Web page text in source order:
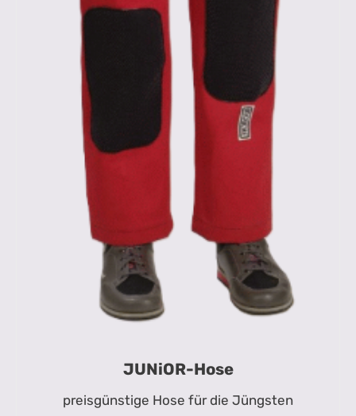
JUNiOR-Hose
preisgünstige Hose für die Jüngsten